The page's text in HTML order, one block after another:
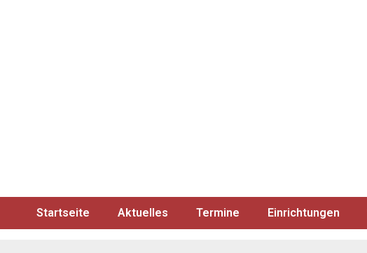
Startseite Aktuelles Termine Einrichtungen